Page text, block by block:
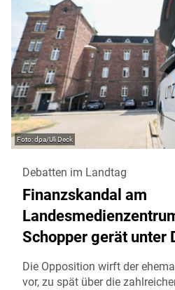
dpa/Uli Deck
Debatten im Landtag
Finanzskandal am
Schopper gerät unter
Die Opposition wirft der
vor, zu spät über die